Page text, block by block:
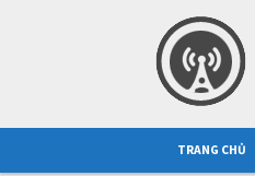
TRANG CHỦ